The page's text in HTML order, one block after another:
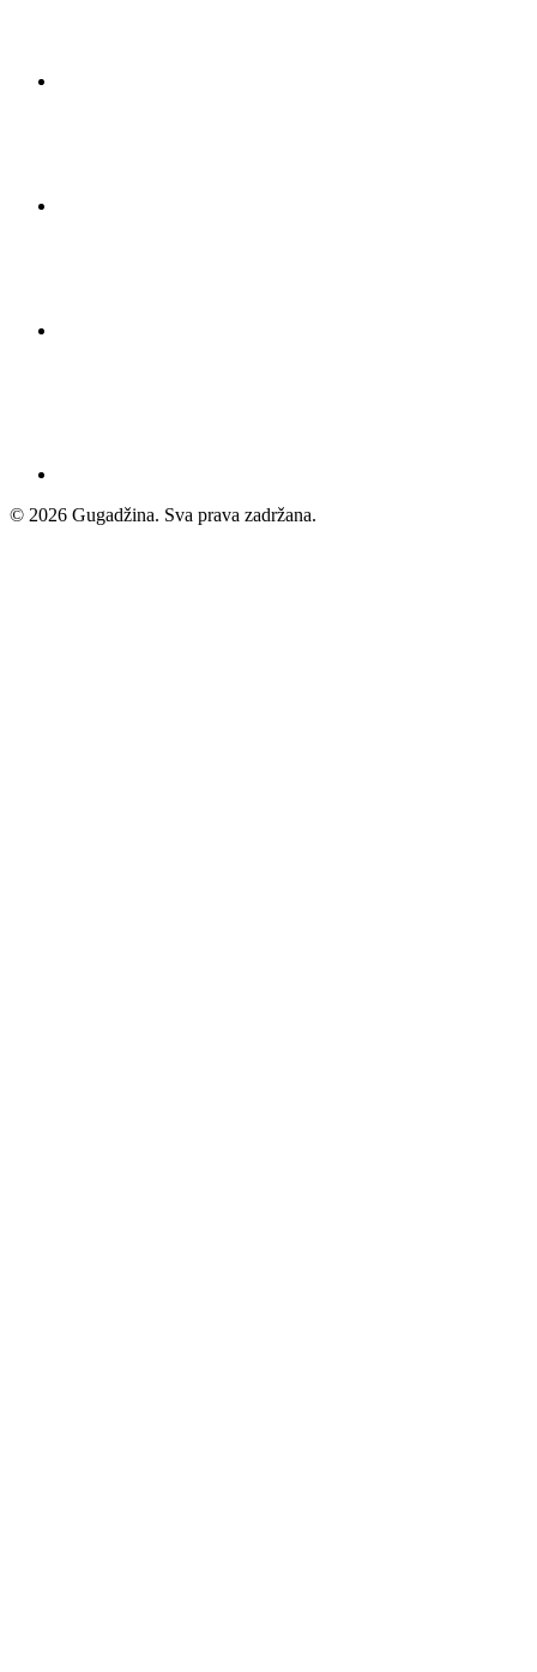
© 2026 Gugadžina. Sva prava zadržana.